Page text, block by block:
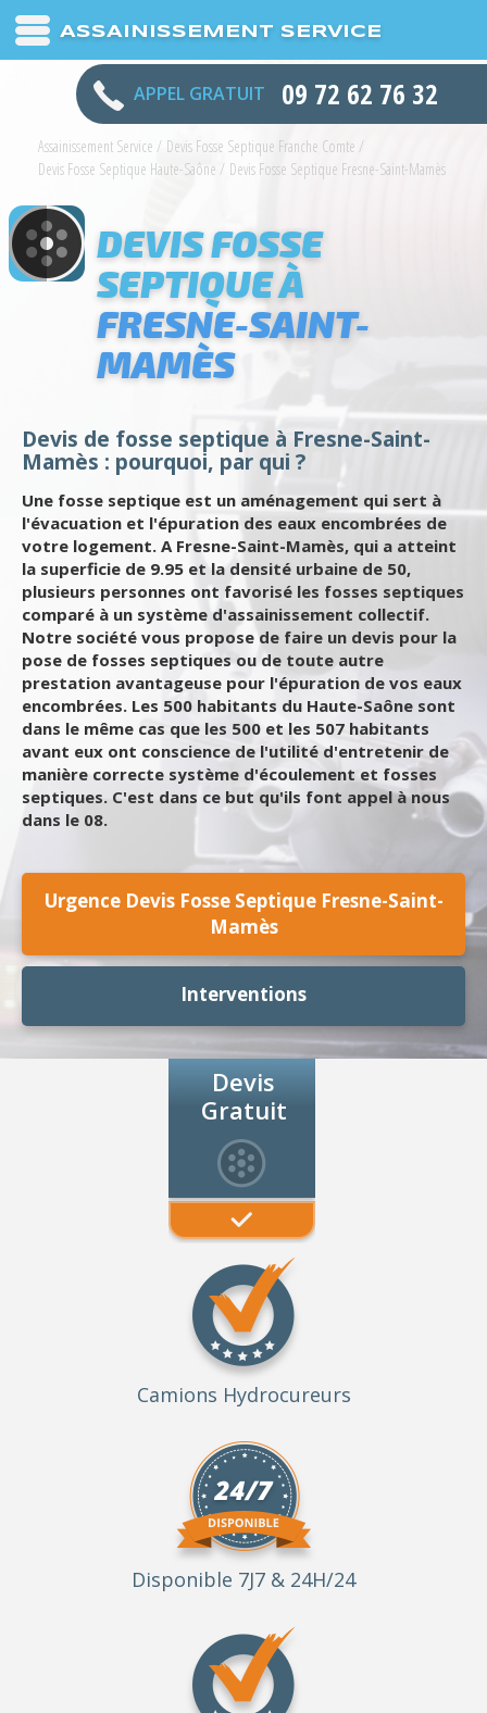
ASSAINISSEMENT SERVICE
APPEL GRATUIT 09 72 62 76 32
Assainissement Service / Devis Fosse Septique Franche Comte /
Devis Fosse Septique Haute-Saône / Devis Fosse Septique Fresne-Saint-Mamès
DEVIS FOSSE
SEPTIQUE À
FRESNE-SAINT-
MAMÈS
Devis de fosse septique à Fresne-Saint-
Mamès : pourquoi, par qui ?
Une fosse septique est un aménagement qui sert à
l'évacuation et l'épuration des eaux encombrées de
votre logement. A Fresne-Saint-Mamès, qui a atteint
la superficie de 9.95 et la densité urbaine de 50,
plusieurs personnes ont favorisé les fosses septiques
comparé à un système d'assainissement collectif.
Notre société vous propose de faire un devis pour la
pose de fosses septiques ou de toute autre
prestation avantageuse pour l'épuration de vos eaux
encombrées. Les 500 habitants du Haute-Saône sont
dans le même cas que les 500 et les 507 habitants
avant eux ont conscience de l'utilité d'entretenir de
manière correcte système d'écoulement et fosses
septiques. C'est dans ce but qu'ils font appel à nous
dans le 08.
Urgence Devis Fosse Septique Fresne-Saint-
Mamès
Interventions
Devis
Gratuit
Camions Hydrocureurs
Disponible 7J7 & 24H/24